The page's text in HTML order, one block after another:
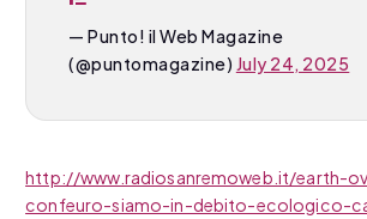
— Punto! il Web Magazine
(@puntomagazine) July 24, 2025
http://www.radiosanremoweb.it/earth-
confeuro-siamo-in-debito-ecologico-